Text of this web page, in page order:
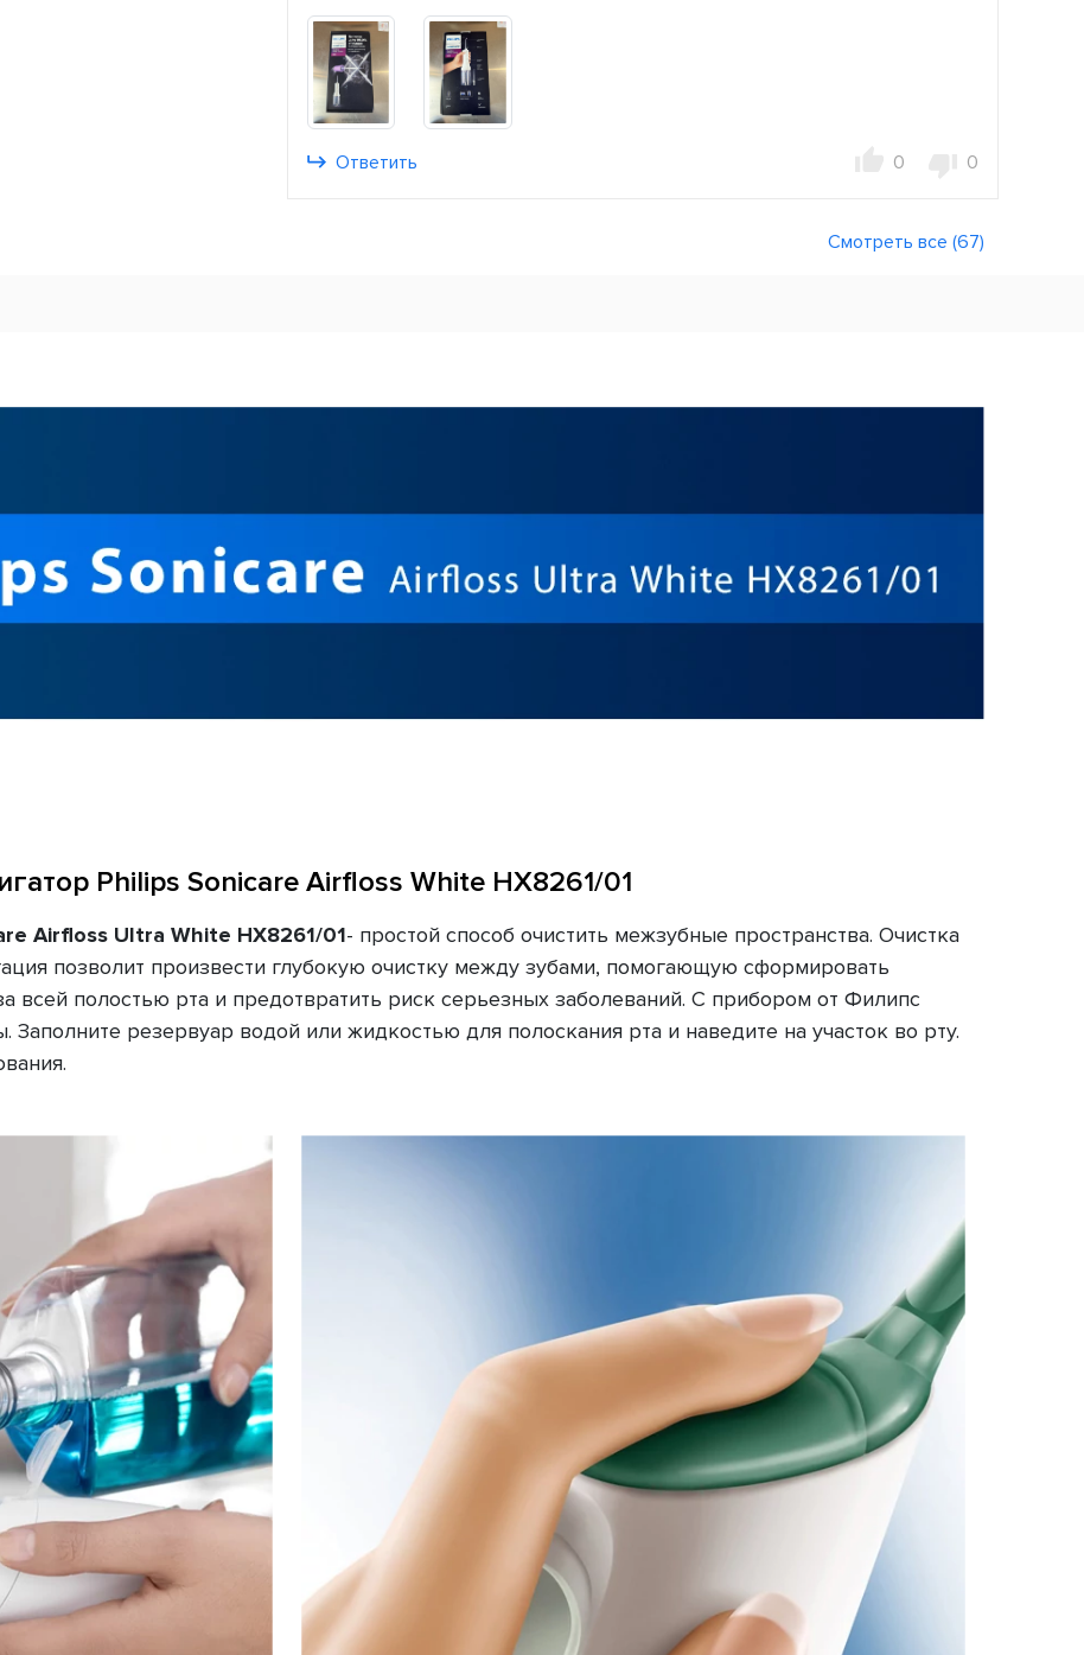
Ответить 0 0
Смотреть все (67)
Philips Sonicare Airfloss White HX8261/01
Airfloss Ultra White HX8261/01- простой способ очистить межзубные пространства. Очистка
позволит произвести глубокую очистку между зубами, помогающую сформировать
всей полостью рта и предотвратить риск серьезных заболеваний. С прибором от Филипс
Заполните резервуар водой или жидкостью для полоскания рта и наведите на участок во рту.